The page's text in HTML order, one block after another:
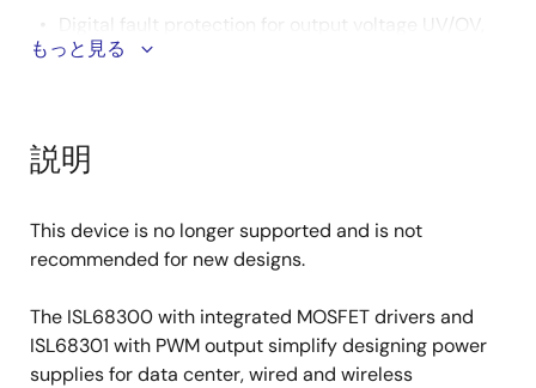
Digital fault protection for output voltage UV/OV,
input voltage UV/OV, and temperature
current, low DCR inductors
external temperature
parameters and fault events
PMBus compliant, supports 112 PMBus commands
もっと見る
説明
This device is no longer supported and is not
recommended for new designs.
The ISL68300 with integrated MOSFET drivers and
ISL68301 with PWM output simplify designing power
supplies for data center, wired and wireless